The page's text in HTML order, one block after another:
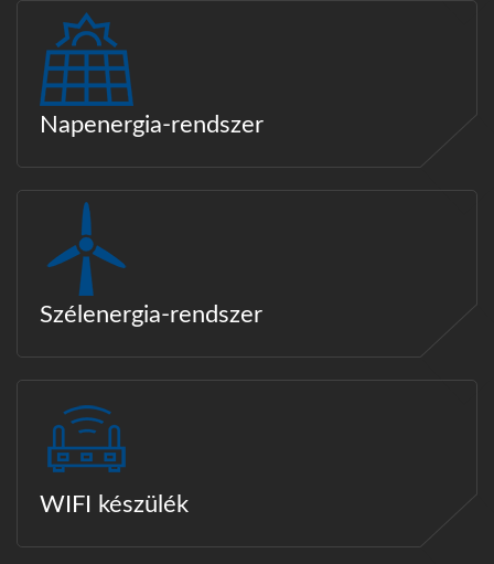
Napenergia-rendszer
Szélenergia-rendszer
WIFI készülék